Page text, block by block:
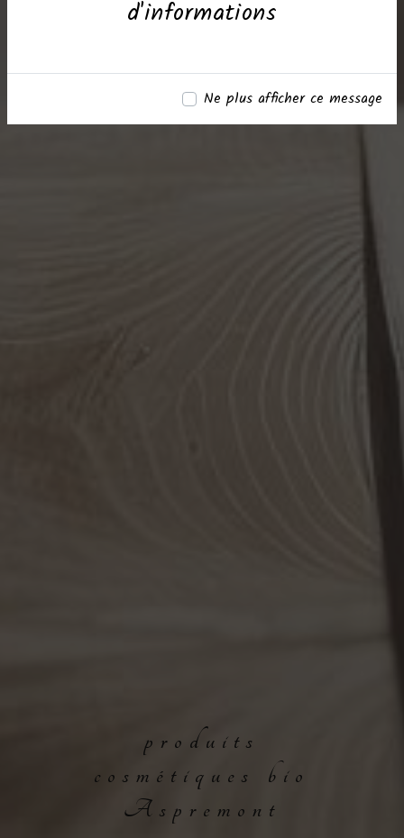
d'informations
Ne plus afficher ce message
produits
cosmétiques bio
Aspremont